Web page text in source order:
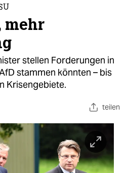
mehr
stellen Forderungen in
stammen könnten – bis
Krisengebiete.
teilen